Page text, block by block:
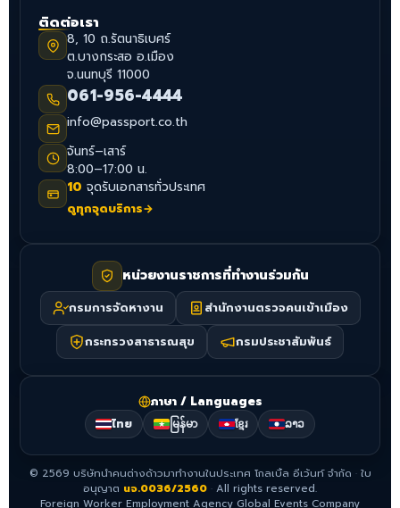
ติดต่อเรา
8, 10 ถ.รัตนาธิเบศร์
ต.บางกระสอ อ.เมือง
จ.นนทบุรี 11000
061-956-4444
info@passport.co.th
จันทร์–เสาร์
8:00–17:00 น.
10 จุดรับเอกสารทั่วประเทศ
ดูทุกจุดบริการ→
หน่วยงานราชการที่ทำงานร่วมกัน
กรมการจัดหางาน
สำนักงานตรวจคนเข้าเมือง
กระทรวงสาธารณสุข
กรมประชาสัมพันธ์
ภาษา / Languages
ไทย မြန်မာ ខ្មែរ ລາວ
© 2569 บริษัทนำคนต่างด้าวมาทำงานในประเทศ โกลเบิ้ล อีเว้นท์ จำกัด ·ใบ
อนุญาต นจ.0036/2560 · All rights reserved.
Foreign Worker Employment Agency Global Events Company